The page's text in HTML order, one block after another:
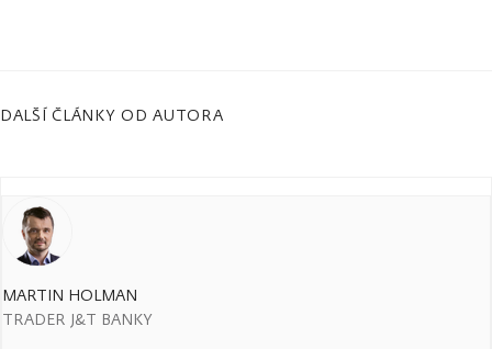
DALŠÍ ČLÁNKY OD AUTORA
MARTIN HOLMAN
TRADER J&T BANKY